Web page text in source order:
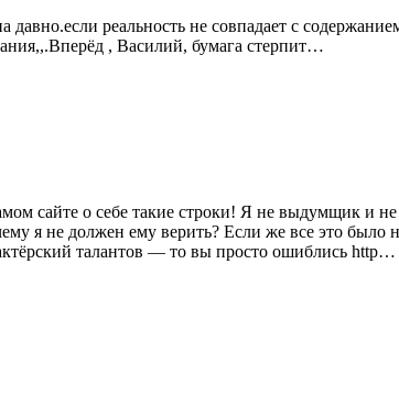
реальность не совпадает с
, Василий, бумага стерпит…
сайте о себе такие строки! Я не выдумщик и
я не должен ему верить? Если же все это было
талантов — то вы просто ошиблись http…